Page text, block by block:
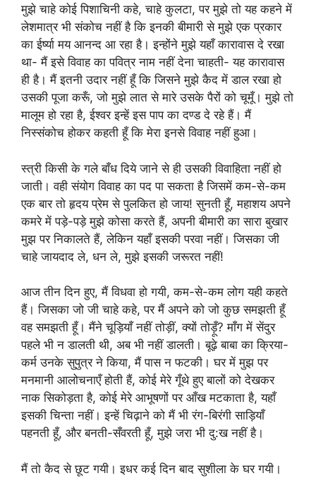
मुझे चाहे कोई पिशाचिनी कहे, चाहे कुलटा, पर मुझे तो यह कहने में
लेशमात्र भी संकोच नहीं है कि इनकी बीमारी से मुझे एक प्रकार
का ईर्ष्या मय आनन्द आ रहा है। इन्होंने मुझे यहाँ कारावास दे रखा
था- मैं इसे विवाह का पवित्र नाम नहीं देना चाहती- यह कारावास
ही है। मैं इतनी उदार नहीं हूँ कि जिसने मुझे कैद में डाल रखा हो
उसकी पूजा करूँ, जो मुझे लात से मारे उसके पैरों को चूमूँ। मुझे तो
मालूम हो रहा है, ईश्वर इन्हें इस पाप का दण्ड दे रहे हैं। मैं
निस्संकोच होकर कहती हूँ कि मेरा इनसे विवाह नहीं हुआ।
स्त्री किसी के गले बाँध दिये जाने से ही उसकी विवाहिता नहीं हो
जाती। वही संयोग विवाह का पद पा सकता है जिसमें कम-से-कम
एक बार तो हृदय प्रेम से पुलकित हो जाय! सुनती हूँ, महाशय अपने
कमरे में पड़े-पड़े मुझे कोसा करते हैं, अपनी बीमारी का सारा बुखार
मुझ पर निकालते हैं, लेकिन यहाँ इसकी परवा नहीं। जिसका जी
चाहे जायदाद ले, धन ले, मुझे इसकी जरूरत नहीं!
आज तीन दिन हुए, मैं विधवा हो गयी, कम-से-कम लोग यही कहते
हैं। जिसका जो जी चाहे कहे, पर मैं अपने को जो कुछ समझती हूँ
वह समझती हूँ। मैंने चूड़ियाँ नहीं तोड़ीं, क्यों तोड़ूँ? माँग में सेंदुर
पहले भी न डालती थी, अब भी नहीं डालती। बूढ़े बाबा का क्रिया-
कर्म उनके सुपुत्र ने किया, मैं पास न फटकी। घर में मुझ पर
मनमानी आलोचनाएँ होती हैं, कोई मेरे गूँथे हुए बालों को देखकर
नाक सिकोड़ता है, कोई मेरे आभूषणों पर आँख मटकाता है, यहाँ
इसकी चिन्ता नहीं। इन्हें चिढ़ाने को मैं भी रंग-बिरंगी साड़ियाँ
पहनती हूँ, और बनती-सँवरती हूँ, मुझे जरा भी दु:ख नहीं है।
मैं तो कैद से छूट गयी। इधर कई दिन बाद सुशीला के घर गयी।